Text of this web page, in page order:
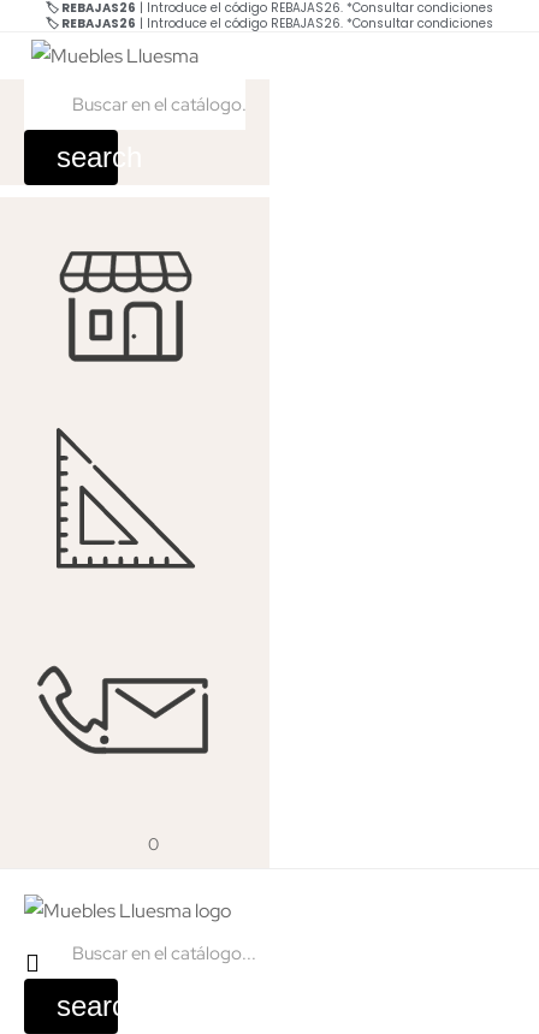
🏷️ REBAJAS26 | Introduce el código REBAJAS26. *Consultar condiciones
🏷️ REBAJAS26 | Introduce el código REBAJAS26. *Consultar condiciones
search
0
search